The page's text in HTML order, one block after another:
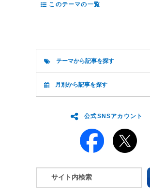
このテーマの一覧
テーマから記事を探す
月別から記事を探す
公式SNSアカウント